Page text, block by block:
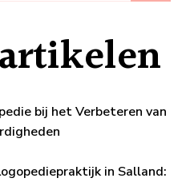
bij het Verbeteren van
in Salland: